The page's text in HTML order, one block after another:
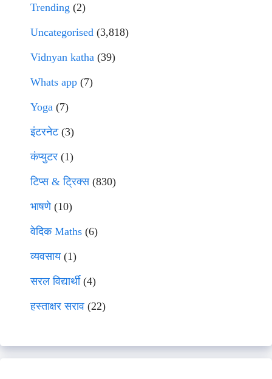
Trending (2)
Uncategorised (3,818)
Vidnyan katha (39)
Whats app (7)
Yoga (7)
इंटरनेट(3)
कंप्युटर (1)
टिप्स & ट्रिक्स(830)
भाषणे(10)
वेदिक Maths (6)
व्यवसाय(1)
सरल विद्यार्थी(4)
हस्ताक्षर सराव (22)